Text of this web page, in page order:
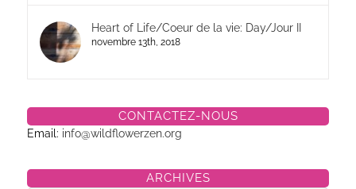
Heart of Life/Coeur de la vie: Day/Jour II
novembre 13th, 2018
CONTACTEZ-NOUS
Email: info@wildflowerzen.org
ARCHIVES